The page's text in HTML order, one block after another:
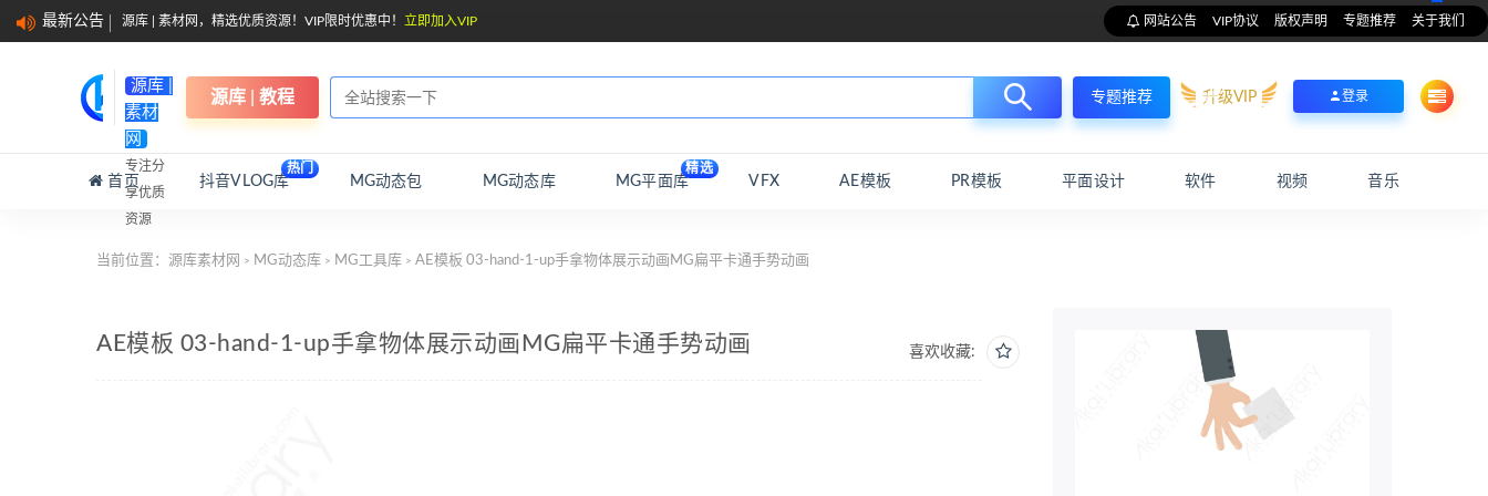
最新公告 源库 | 素材网，精选优质资源！VIP限时优惠中！ 立即加入VIP 网站公告 VIP协议 版权声明 专题推荐 关于我们
源库 |
素材
网
专注分
享优质
资源
源库 | 教程 专题推荐 升级VIP 登录
首页 抖音VLOG库
热门
MG动态包 MG动态库 MG平面库
精选
VFX AE模板 PR模板 平面设计 软件 视频 音乐
当前位置： 源库素材网 > MG动态库 > MG工具库 > AE模板 03-hand-1-up手拿物体展示动画MG扁平卡通手势动画
喜欢收藏:
AE模板 03-hand-1-up手拿物体展示动画MG扁平卡通手势动画